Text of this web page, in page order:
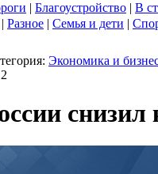
| Благоустройство | В
| Разное | Семья и дети |
Экономика и